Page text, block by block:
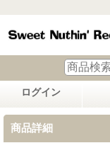
ログイン
商品詳細